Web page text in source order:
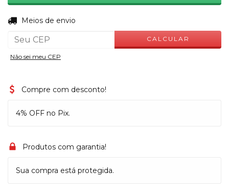
Entregas para o CEP:
Meios de envio
CALCULAR
Não sei meu CEP
Compre com desconto!
4% OFF no Pix.
Produtos com garantia!
Sua compra está protegida.